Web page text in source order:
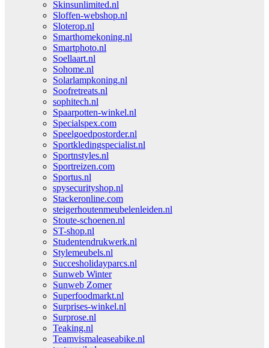
Skinsunlimited.nl
Sloffen-webshop.nl
Sloterop.nl
Smarthomekoning.nl
Smartphoto.nl
Soellaart.nl
Sohome.nl
Solarlampkoning.nl
Soofretreats.nl
sophitech.nl
Spaarpotten-winkel.nl
Specialspex.com
Speelgoedpostorder.nl
Sportkledingspecialist.nl
Sportnstyles.nl
Sportreizen.com
Sportus.nl
spysecurityshop.nl
Stackeronline.com
steigerhoutenmeubelenleiden.nl
Stoute-schoenen.nl
ST-shop.nl
Studentendrukwerk.nl
Stylemeubels.nl
Succesholidayparcs.nl
Sunweb Winter
Sunweb Zomer
Superfoodmarkt.nl
Surprises-winkel.nl
Surprose.nl
Teaking.nl
Teamvismaleaseabike.nl